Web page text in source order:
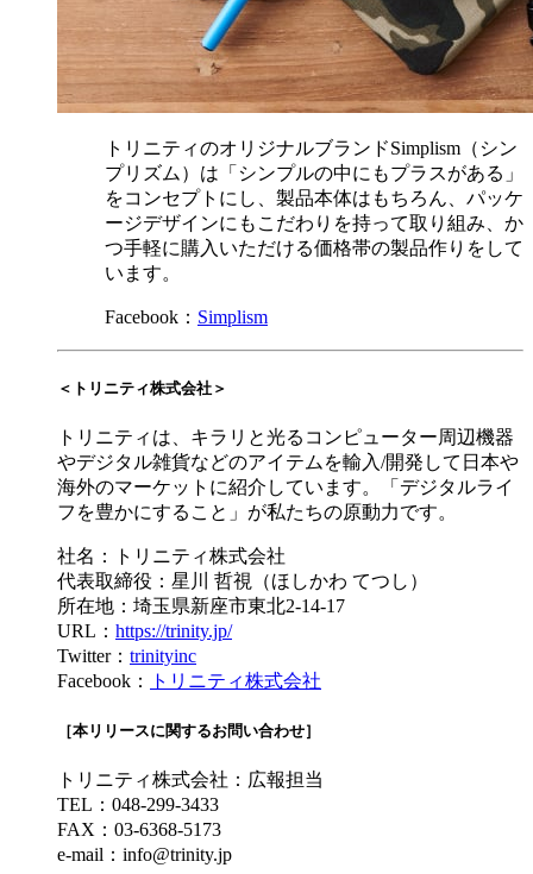
トリニティのオリジナルブランドSimplism（シン
プリズム）は「シンプルの中にもプラスがある」
をコンセプトにし、製品本体はもちろん、パッケ
ージデザインにもこだわりを持って取り組み、か
つ手軽に購入いただける価格帯の製品作りをして
います。
Facebook： Simplism
＜トリニティ株式会社＞
トリニティは、キラリと光るコンピューター周辺機器
やデジタル雑貨などのアイテムを輸入/開発して日本や
海外のマーケットに紹介しています。「デジタルライ
フを豊かにすること」が私たちの原動力です。
社名：トリニティ株式会社
代表取締役：星川 哲視（ほしかわ てつし）
所在地：埼玉県新座市東北2-14-17
URL： https://trinity.jp/
Twitter： trinityinc
Facebook：
トリニティ株式会社
［本リリースに関するお問い合わせ］
トリニティ株式会社：広報担当
TEL：048-299-3433
FAX：03-6368-5173
e-mail： info@trinity.jp